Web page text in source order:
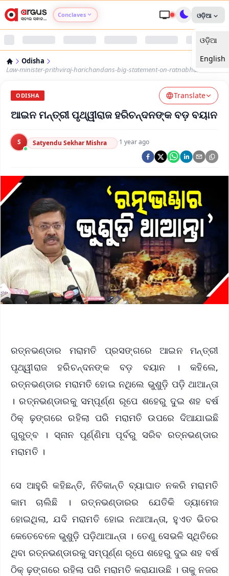
Conclaves
Argus Nari Shakti
Argus Health Connect
Argus Swaad Odisha
Argus Chalo Dekhein Apna Desh
ଓଡ଼ିଆ
ଓଡ଼ିଆ
English
Odisha
Law-minister-prithviraj-harichandans-big-statement-on-ratnabhandar
ODISHA Translate
ଆଇନ ମନ୍ତ୍ରୀ ପୃଥ୍ୱୀରାଜ ହରିଚନ୍ଦନଙ୍କ ବଡ଼ ବୟାନ
S Satyendu Sekhar Mishra ·1 year ago
ରତ୍ନଭଣ୍ଡାର ମରାମତି ପ୍ରସଙ୍ଗରେ ଆଇନ ମନ୍ତ୍ରୀ
ପୃଥ୍ୱୀରାଜ ହରିଚନ୍ଦନଙ୍କ ବଡ଼ ବୟାନ । କହିଲେ,
ରତ୍ନଭଣ୍ଡାର ମରାମତି ହୋଇ ନଥିଲେ ଭୁଶୁଡ଼ି ପଡ଼ି ଥାଆନ୍ତା
। ରତ୍ନଭଣ୍ଡାରକୁ ସମ୍ପୂର୍ଣ୍ଣ ରୂପେ ଶହେରୁ ଦୁଇ ଶହ ବର୍ଷ
ଠିକ୍ ଢ଼ଙ୍ଗରେ ରହିଲା ପରି ମରାମତି ଉପରେ ଦିଆଯାଇଛି
ଗୁରୁତ୍ବ । ସ୍ନାନ ପୂର୍ଣ୍ଣିମା ପୂର୍ବରୁ ସରିବ ରତ୍ନଭଣ୍ଡାର
ମରାମତି ।
ସେ ଆହୁରି କହିଛନ୍ତି, ନିତିକାନ୍ତି ବ୍ୟାଘାତ ନକରି ମରାମତି
କାମ ଚାଲିଛି । ରତ୍ନଭଣ୍ଡାରର ଯେତିକି ଡ୍ୟାମେଜ
ହୋଇଥିଲା, ଯଦି ମରାମତି ହୋଇ ନଥାଆନ୍ତା, ହୁଏତ ଭିତର
କେତେବେଳେ ଭୁଶୁଡ଼ି ପଡ଼ିଥାଆନ୍ତା । ତେଣୁ ସେଭଳି ସ୍ଥିତିରେ
ଥିବା ରତ୍ନଭଣ୍ଡାରକୁ ସମ୍ପୂର୍ଣ୍ଣ ରୂପେ ଶହେରୁ ଦୁଇ ଶହ ବର୍ଷ
ଠିକ୍ ଢ଼ଙ୍ଗରେ ରହିଲା ପରି ମରାମତି କରାଯାଉଛି । ତାକୁ ନଜର